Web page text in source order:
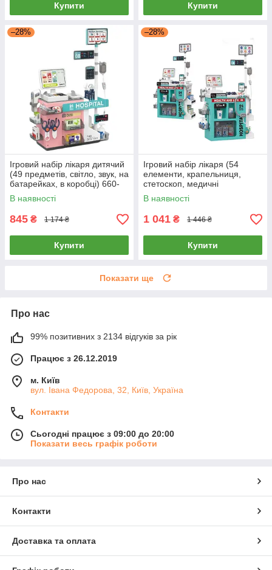
Купити Купити
–28%
Ігровий набір лікаря дитячий
(49 предметів, світло, звук, на
батарейках, в коробці) 660-
96
В наявності
845 ₴ 1 174 ₴
Купити
–28%
Ігровий набір лікаря (54
елементи, крапельниця,
стетоскоп, медичні
інструменти, звук, світло,
гроші) 660-109
В наявності
1 041 ₴ 1 446 ₴
Купити
Показати ще
Про нас
99% позитивних з 2134 відгуків за рік
Працює з 26.12.2019
м. Київ
вул. Івана Федорова, 32, Київ, Україна
Контакти
Сьогодні працює з 09:00 до 20:00
Показати весь графік роботи
Про нас
Контакти
Доставка та оплата